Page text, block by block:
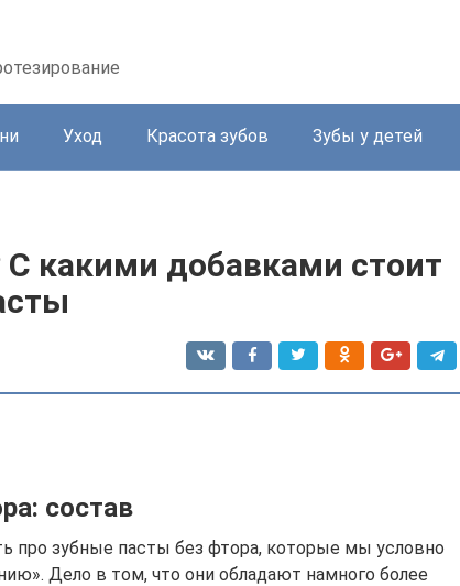
Уход Красота зубов Зубы у детей
какими добавками стоит
состав
про зубные пасты без фтора, которые мы условно
Дело в том, что они обладают намного более